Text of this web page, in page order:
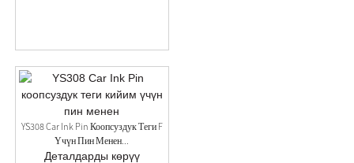
YS308 Car Ink Pin Коопсуздук Теги F
Үчүн Пин Менен...
Деталдарды көрүү